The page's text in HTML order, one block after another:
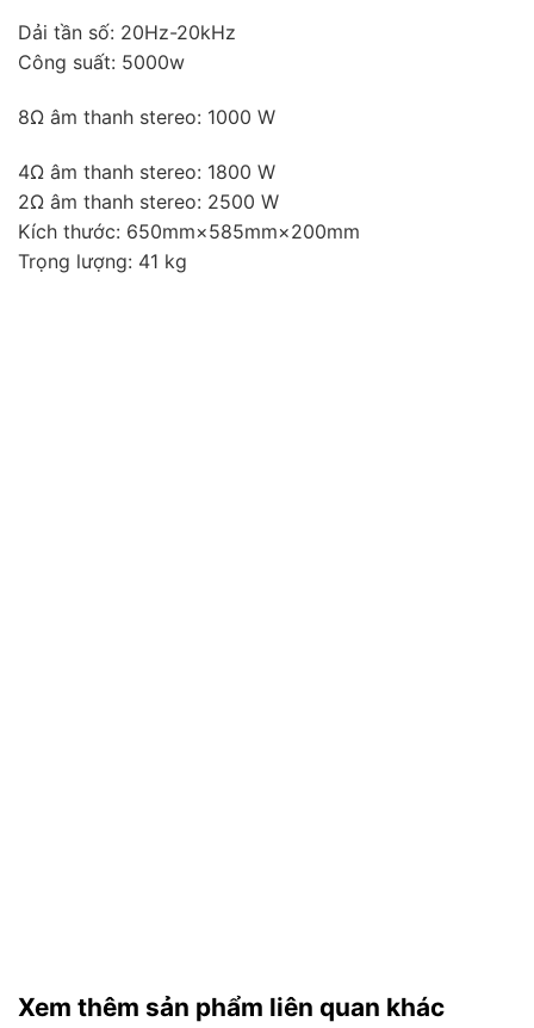
Dải tần số: 20Hz-20kHz
Công suất: 5000w
8Ω âm thanh stereo: 1000 W
4Ω âm thanh stereo: 1800 W
2Ω âm thanh stereo: 2500 W
Kích thước: 650mm×585mm×200mm
Trọng lượng: 41 kg
Xem thêm sản phẩm liên quan khác